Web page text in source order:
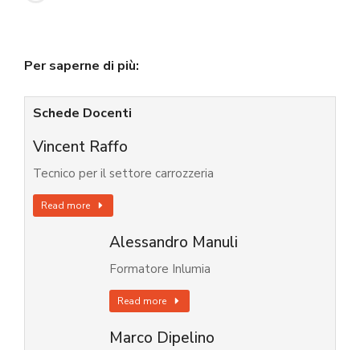
Per saperne di più:
Schede Docenti
Vincent Raffo
Tecnico per il settore carrozzeria
Read more
Alessandro Manuli
Formatore Inlumia
Read more
Marco Dipelino